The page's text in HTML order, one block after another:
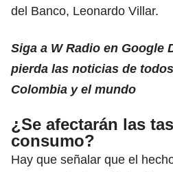
del Banco, Leonardo Villar.
Siga a W Radio en Google
pierda las noticias de
Colombia y el mundo
¿Se afectarán las
consumo?
Hay que señalar que el